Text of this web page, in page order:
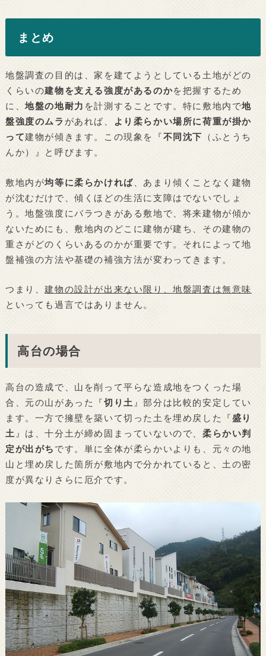
まとめ
地盤調査の目的は、家を建てようとしている土地がどの
くらいの建物を支える強度があるのかを把握するため
に、地盤の地耐力 を計測することです。特に敷地内で地
盤強度のムラ があれば、
より柔らかい場所に荷重が掛か
って建物が傾きます。この現象を『不同沈下
（ふとうち
んか）』と呼びます。
敷地内が均等に柔らかければ 、あまり傾くことなく建物
が沈むだけで、傾くほどの生活に支障はでないでしょ
う。地盤強度にバラつきがある敷地で、将来建物が傾か
ないためにも、敷地内のどこに建物が建ち、その建物の
重さがどのくらいあるのかが重要です。それによって地
盤補強の方法や基礎の補強方法が変わってきます。
つまり、建物の設計が出来ない限り、地盤調査は無意味
といっても過言ではありません。
高台の場合
高台の造成で、山を削って平らな造成地をつくった場
合、元の山があった『切り土 』部分は比較的安定してい
ます。一方で擁壁を築いて切った土を埋め戻した『盛り
土 』は、十分土が締め固まっていないので、 柔らかい判
定が出がち です。単に全体が柔らかいよりも、元々の地
山と埋め戻した箇所が敷地内で分かれていると、土の密
度が異なりさらに厄介です。